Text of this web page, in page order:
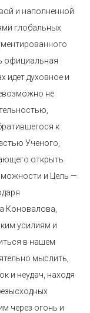
и наполненной
глобальных
официальная
идет духовное и
не
к
Ученого,
открыть
и Цель —
Коновалова,
усилиям и
в нашем
мыслить,
и неудач, находя
через огонь и